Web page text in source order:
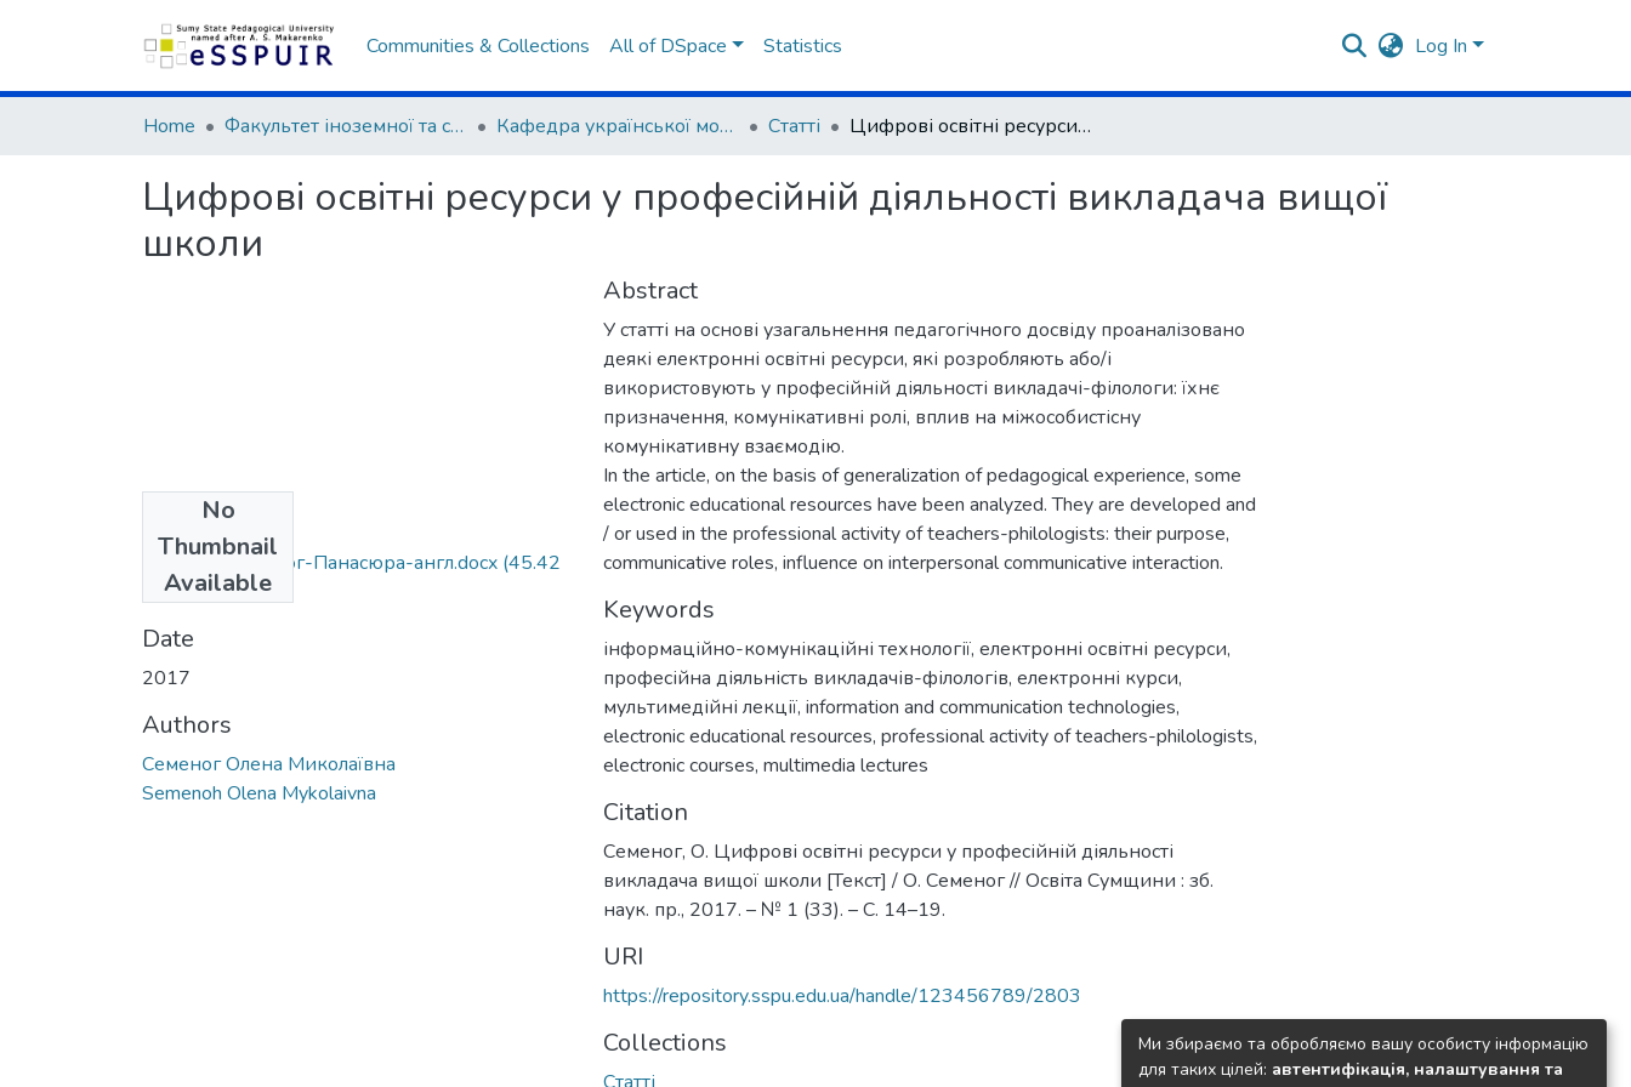
Communities & Collections All of DSpace Statistics Log In
Home Факультет іноземної та слов’янської філології Кафедра української мови та літератури Статті Цифрові освітні ресурси у професійній діяльності викладача вищої школи
Цифрові освітні ресурси у професійній діяльності викладача вищої
школи
No
Thumbnail
Available
Стаття-О.Семеног-Панасюра-англ.docx (45.42
KB)
Date
2017
Authors
Семеног Олена Миколаївна
Semenoh Olena Mykolaivna
Abstract
У статті на основі узагальнення педагогічного досвіду проаналізовано
деякі електронні освітні ресурси, які розробляють або/і
використовують у професійній діяльності викладачі-філологи: їхнє
призначення, комунікативні ролі, вплив на міжособистісну
комунікативну взаємодію.
In the article, on the basis of generalization of pedagogical experience, some
electronic educational resources have been analyzed. They are developed and
/ or used in the professional activity of teachers-philologists: their purpose,
communicative roles, influence on interpersonal communicative interaction.
Keywords
інформаційно-комунікаційні технології, електронні освітні ресурси,
професійна діяльність викладачів-філологів, електронні курси,
мультимедійні лекції, information and communication technologies,
electronic educational resources, professional activity of teachers-philologists,
electronic courses, multimedia lectures
Citation
Семеног, О. Цифрові освітні ресурси у професійній діяльності
викладача вищої школи [Текст] / О. Семеног // Освіта Сумщини : зб.
наук. пр., 2017. – № 1 (33). – C. 14–19.
URI
https://repository.sspu.edu.ua/handle/123456789/2803
Collections
Ми збираємо та обробляємо вашу особисту інформацію
для таких цілей: автентифікація, налаштування та